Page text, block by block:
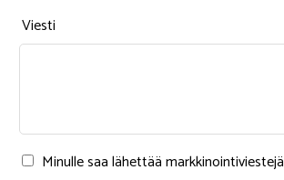
Viesti
Minulle saa lähettää markkinointiviestejä